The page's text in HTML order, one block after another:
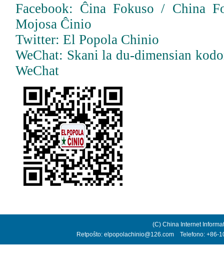
Facebook: Ĉina Fokuso / China
Mojosa Ĉinio
Twitter: El Popola Chinio
WeChat: Skani la du-dimensian
WeChat
(C) China Internet
Retpoŝto: elpopolachinio@126.com Telefono: +86-